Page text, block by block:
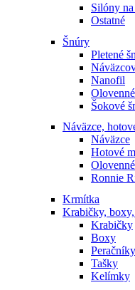
Silóny
Ostatné
Šnúry
Pletené
Nanofil
Šokové
Náväzce,
Náväzce
Hotové
Ronnie
Krmítka
Krabičky,
Krabičky
Boxy
Tašky
Kelímky